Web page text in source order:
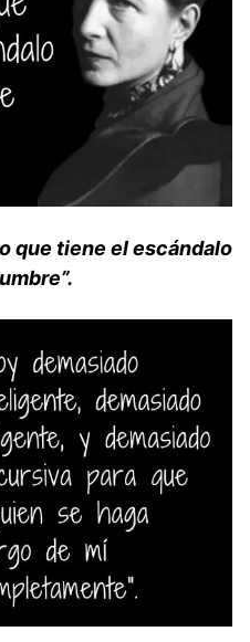
que tiene el escándalo